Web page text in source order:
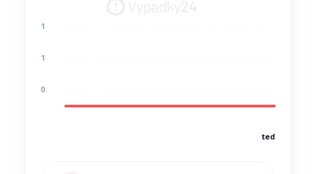
1
1
0
teď